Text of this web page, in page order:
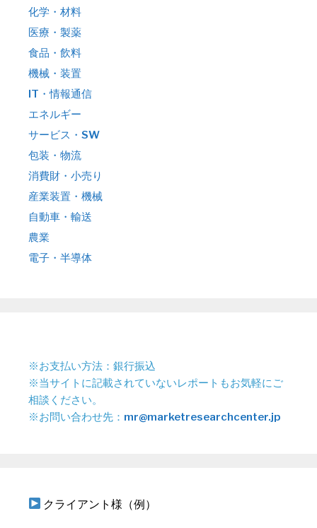
化学・材料
医療・製薬
食品・飲料
機械・装置
IT・情報通信
エネルギー
サービス・SW
包装・物流
消費財・小売り
産業装置・機械
自動車・輸送
農業
電子・半導体
※お支払い方法：銀行振込
※当サイトに記載されていないレポートもお気軽にご
相談ください。
※お問い合わせ先： mr@marketresearchcenter.jp
クライアント様（例）